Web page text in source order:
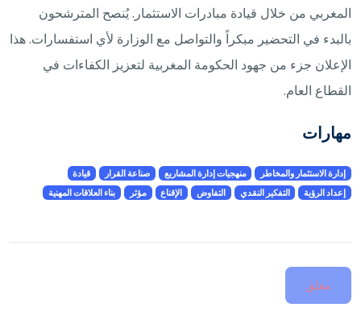
المغربي من خلال قيادة مبادرات الاستثمار. يُنصح المترشحون
بالبدء في التحضير مبكراً والتواصل مع الوزارة لأي استفسارات. هذا
الإعلان جزء من جهود الحكومة المغربية لتعزيز الكفاءات في
القطاع العام.
مهارات
إدارة الاستثمار والمخاطر منهجيات إدارة المشاريع صناعة القرار
قيادة
إعداد الرؤية
التفكير النقدي التفاوض الإقناع مؤثر بناء العلاقات المهنية
مغلق